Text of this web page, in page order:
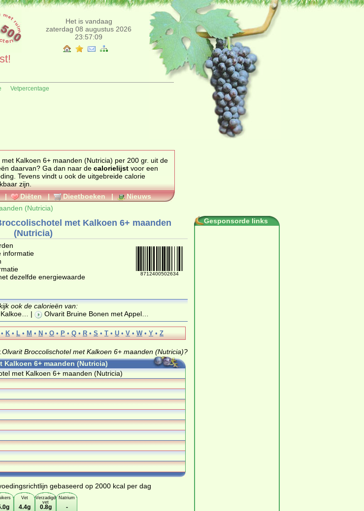
Het is vandaag
zaterdag 08 augustus 2026
23:57:09
Vetpercentage
Kalkoen 6+ maanden (Nutricia) per 200 gr. uit de
de calorieën daarvan? Ga dan naar de calorielijst voor een
zijn.
| Diëten | Dieetboeken |
Nieuws
(Nutricia)
met Kalkoen 6+ maanden
(Nutricia)
8712400502634
informatie
dezelfde energiewaarde
ook de calorieën van:
… | Olvarit Bruine Bonen met Appel…
• K • L • M • N • O • P • Q • R • S • T • U • V • W • Y • Z
Broccolischotel met Kalkoen 6+ maanden (Nutricia)?
6+ maanden (Nutricia)
met Kalkoen 6+ maanden (Nutricia)
gebaseerd op 2000 kcal per dag
Vet
4.4g
Verzadigd
vet
0.8g
Natrium
-
Gesponsorde links